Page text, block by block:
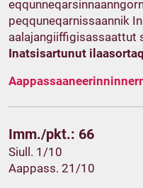
peqquneqarnissaannik
aalajangiiffigisassaattut
Inatsisartunut
Imm./pkt.: 66
Siull. 1/10
Aappass. 21/10